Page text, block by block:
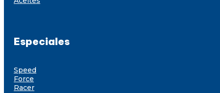
Especiales
Speed
Force
Racer